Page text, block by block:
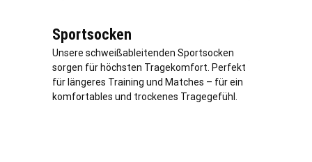
Sportsocken
Unsere schweißableitenden Sportsocken
sorgen für höchsten Tragekomfort. Perfekt
für längeres Training und Matches – für ein
komfortables und trockenes Tragegefühl.